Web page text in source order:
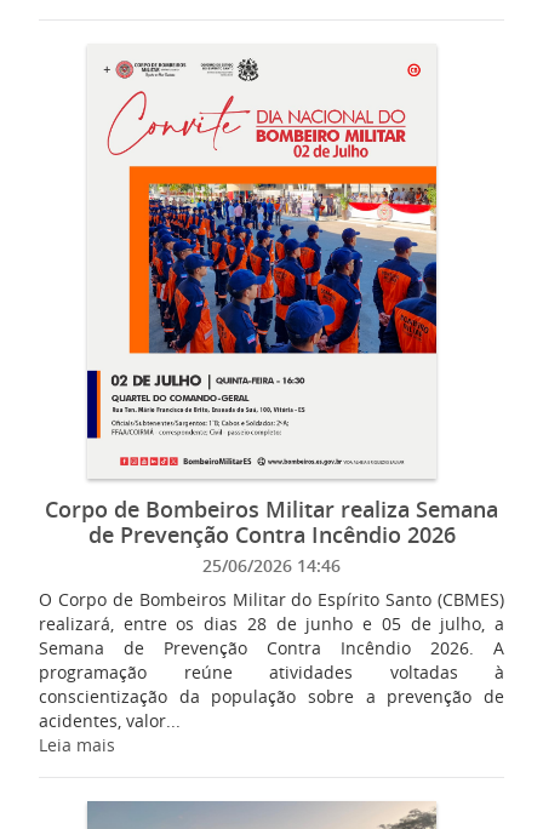
Corpo de Bombeiros Militar realiza Semana
de Prevenção Contra Incêndio 2026
25/06/2026 14:46
O Corpo de Bombeiros Militar do Espírito Santo (CBMES)
realizará, entre os dias 28 de junho e 05 de julho, a
Semana de Prevenção Contra Incêndio 2026. A
programação reúne atividades voltadas à
conscientização da população sobre a prevenção de
acidentes, valor...
Leia mais